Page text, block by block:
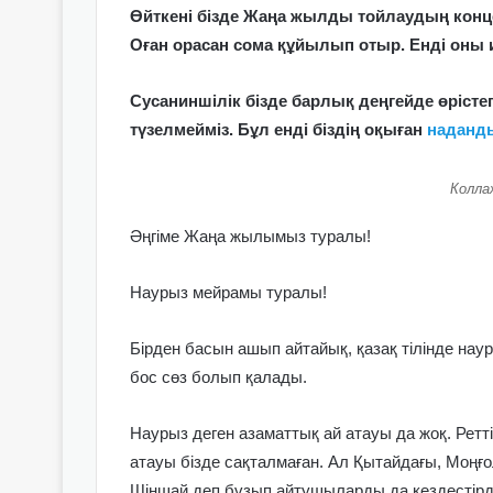
Өйткені бізде Жаңа жылды тойлаудың
Оған орасан сома құйылып отыр. Енді оны
Сусаниншілік бізде барлық деңгейде
түзелмейміз. Бұл енді біздің оқыған
Әңгіме Жаңа жылымыз туралы!
Наурыз мейрамы туралы!
Бірден басын ашып айтайық, қазақ тілінде
бос сөз болып қалады.
Наурыз деген азаматтық ай атауы да жоқ.
атауы бізде сақталмаған. Ал Қытайдағы,